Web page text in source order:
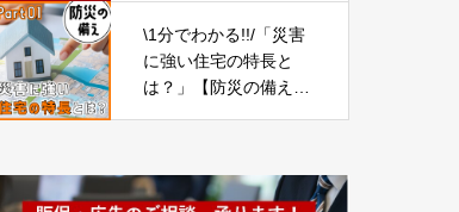
\1分でわかる!!/「災害
に強い住宅の特長と
は？」【防災の備え